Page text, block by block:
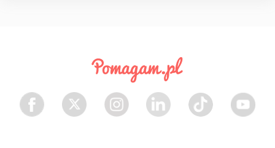
Facebook Twitter Instagram LinkedIn TikTok Youtube